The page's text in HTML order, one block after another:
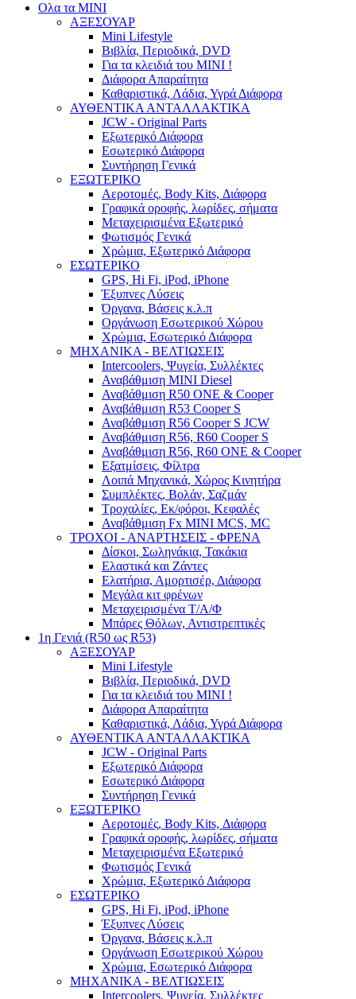
Ολα τα ΜΙΝΙ
ΑΞΕΣΟΥΑΡ
Mini Lifestyle
Βιβλία, Περιοδικά, DVD
Για τα κλειδιά του MINI !
Διάφορα Απαραίτητα
Καθαριστικά, Λάδια, Υγρά Διάφορα
ΑΥΘΕΝΤΙΚΑ ΑΝΤΑΛΛΑΚΤΙΚΑ
JCW - Original Parts
Εξωτερικό Διάφορα
Εσωτερικό Διάφορα
Συντήρηση Γενικά
ΕΞΩΤΕΡΙΚΟ
Αεροτομές, Body Kits, Διάφορα
Γραφικά οροφής, λωρίδες, σήματα
Μεταχειρισμένα Εξωτερικό
Φωτισμός Γενικά
Χρώμια, Εξωτερικό Διάφορα
ΕΣΩΤΕΡΙΚΟ
GPS, Hi Fi, iPod, iPhone
Έξυπνες Λύσεις
Όργανα, Βάσεις κ.λ.π
Οργάνωση Εσωτερικού Χώρου
Χρώμια, Εσωτερικό Διάφορα
ΜΗΧΑΝΙΚΑ - ΒΕΛΤΙΩΣΕΙΣ
Intercoolers, Ψυγεία, Συλλέκτες
Αναβάθμιση MINI Diesel
Αναβάθμιση R50 ONE & Cooper
Αναβάθμιση R53 Cooper S
Αναβάθμιση R56 Cooper S JCW
Αναβάθμιση R56, R60 Cooper S
Αναβάθμιση R56, R60 ONE & Cooper
Εξατμίσεις, Φίλτρα
Λοιπά Μηχανικά, Χώρος Κινητήρα
Συμπλέκτες, Βολάν, Σαζμάν
Τροχαλίες, Εκ/φόροι, Κεφαλές
Αναβάθμιση Fx MINI MCS, MC
ΤΡΟΧΟΙ - ΑΝΑΡΤΗΣΕΙΣ - ΦΡΕΝΑ
Δίσκοι, Σωληνάκια, Τακάκια
Ελαστικά και Ζάντες
Ελατήρια, Αμορτισέρ, Διάφορα
Μεγάλα κιτ φρένων
Μεταχειρισμένα Τ/Α/Φ
Μπάρες Θόλων, Αντιστρεπτικές
1η Γενιά (R50 ως R53)
ΑΞΕΣΟΥΑΡ
Mini Lifestyle
Βιβλία, Περιοδικά, DVD
Για τα κλειδιά του MINI !
Διάφορα Απαραίτητα
Καθαριστικά, Λάδια, Υγρά Διάφορα
ΑΥΘΕΝΤΙΚΑ ΑΝΤΑΛΛΑΚΤΙΚΑ
JCW - Original Parts
Εξωτερικό Διάφορα
Εσωτερικό Διάφορα
Συντήρηση Γενικά
ΕΞΩΤΕΡΙΚΟ
Αεροτομές, Body Kits, Διάφορα
Γραφικά οροφής, λωρίδες, σήματα
Μεταχειρισμένα Εξωτερικό
Φωτισμός Γενικά
Χρώμια, Εξωτερικό Διάφορα
ΕΣΩΤΕΡΙΚΟ
GPS, Hi Fi, iPod, iPhone
Έξυπνες Λύσεις
Όργανα, Βάσεις κ.λ.π
Οργάνωση Εσωτερικού Χώρου
Χρώμια, Εσωτερικό Διάφορα
ΜΗΧΑΝΙΚΑ - ΒΕΛΤΙΩΣΕΙΣ
Intercoolers, Ψυγεία, Συλλέκτες